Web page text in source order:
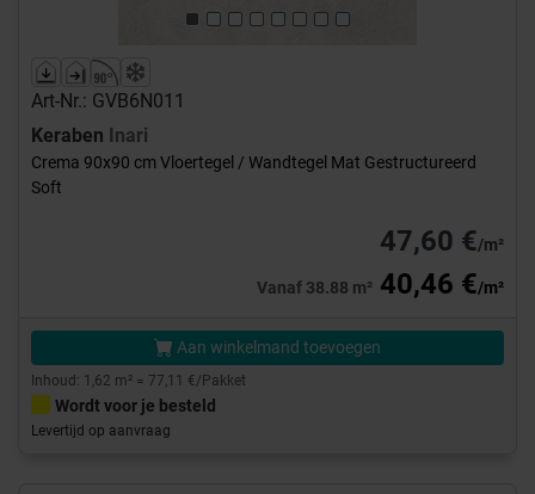
Art-Nr.: GVB6N011
Keraben Inari
Crema 90x90 cm Vloertegel / Wandtegel Mat Gestructureerd
Soft
47,60 €/m²
Vanaf 38.88 m² 40,46 €/m²
Aan winkelmand toevoegen
Inhoud: 1,62 m² = 77,11 €/Pakket
Wordt voor je besteld
Levertijd op aanvraag